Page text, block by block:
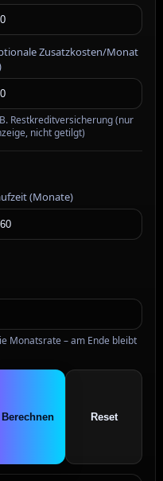
Zusatzkosten/Monat
Restkreditversicherung (nur
nicht getilgt)
(Monate)
Monatsrate – am Ende bleibt
Berechnen Reset